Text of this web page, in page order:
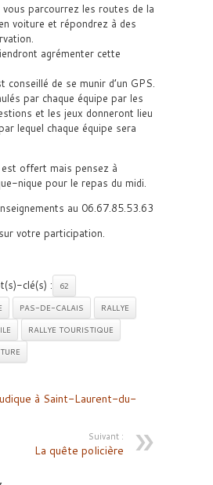
vous parcourrez les routes de la
voiture et répondrez à des
agrémenter cette
conseillé de se munir d’un GPS.
par chaque équipe par les
et les jeux donneront lieu
lequel chaque équipe sera
offert mais pensez à
nique pour le repas du midi.
au 06.67.85.53.63
votre participation.
clé(s) :
62
PAS-DE-CALAIS
RALLYE
RALLYE TOURISTIQUE
à Saint-Laurent-du-
Suivant :
La quête policière